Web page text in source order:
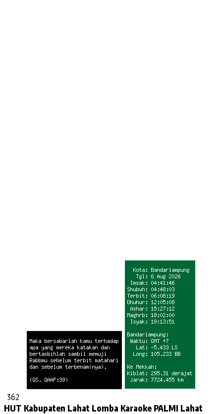
362
HUT Kabupaten Lahat Lomba Karaoke PALMI Lahat